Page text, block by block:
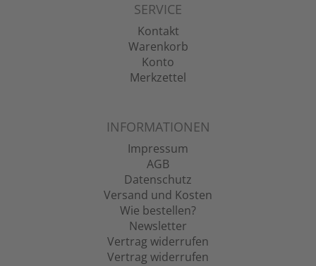
SERVICE
Kontakt
Warenkorb
Konto
Merkzettel
INFORMATIONEN
Impressum
AGB
Datenschutz
Versand und Kosten
Wie bestellen?
Newsletter
Vertrag widerrufen
Vertrag widerrufen